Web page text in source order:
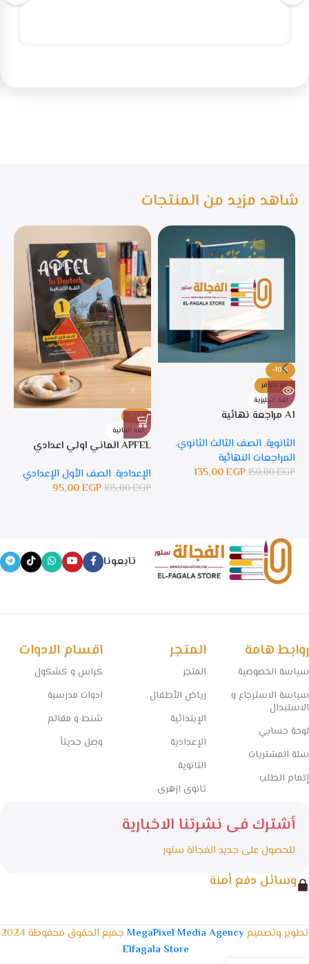
شاهد مزيد من المنتجات
-10%
غير متوفر
لغة انجليزية
A1 مراجعة نهائية
الثانوية, الصف الثالث الثانوي,
المراجعات النهائية
150,00EGP
135,00EGP
-10%
لغة المانية
APFEL الماني اولي اعدادي
الإعدادية, الصف الأول الإعدادي
105,00EGP
95,00EGP
تابعونا
روابط هامة
سياسة الخصوصية
سياسة الاسترجاع و
الاستبدال
لوحة حسابي
سلة المشتريات
إتمام الطلب
المتجر
المتجر
رياض الأطفال
الإبتدائية
الإعدادية
الثانوية
ثانوى ازهرى
اقسام الادوات
كراس و كشكول
ادوات مدرسية
شنط و مقالم
وصل حديثاً
أشترك فى نشرتنا الاخبارية
للحصول على جديد الفجالة ستور
وسائل دفع أمنة
تطوير وتصميمMegaPixel Media Agency جميع الحقوق محفوظة 2024
Elfagala Store
.